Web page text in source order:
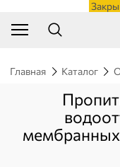
Главная Каталог
мембранных